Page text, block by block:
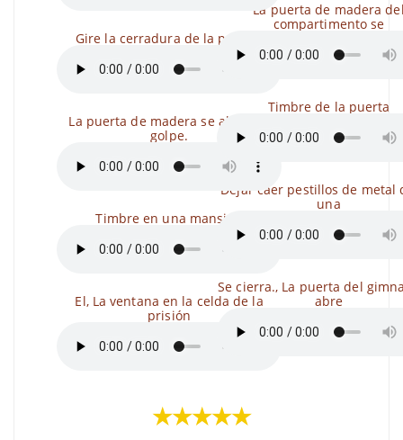
Gire la cerradura de la puerta.
La puerta de madera se abrió de
golpe.
Timbre en una mansión
El, La ventana en la celda de la
prisión
La puerta de madera
compartimento se
Timbre de la puerta
Dejar caer pestillos de metal
una
Se cierra., La puerta del
abre
★★★★★